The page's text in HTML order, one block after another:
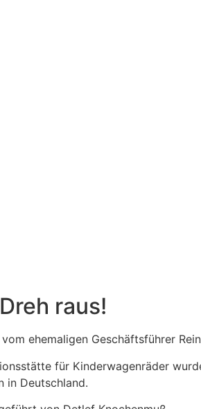
raus!
ehemaligen Geschäftsführer
für Kinderwagenräder
in Deutschland.